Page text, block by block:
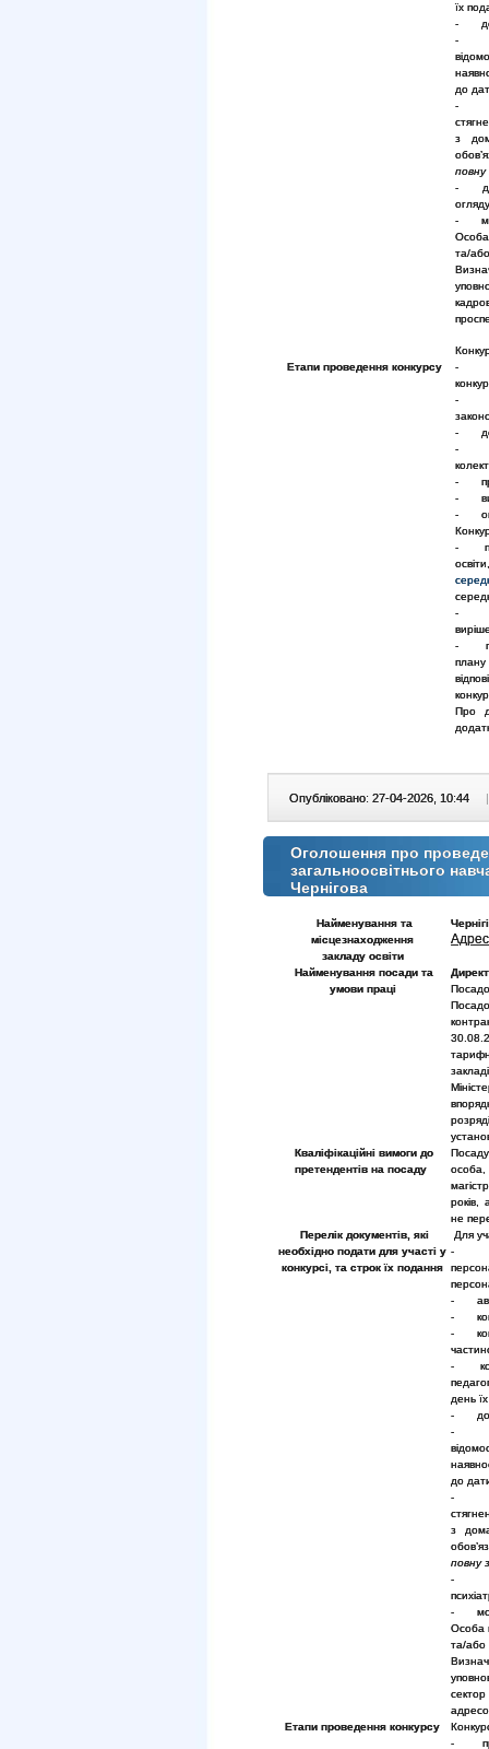
їх
-
до
-
з
повну
-
-
Особа
та/
Етапи проведення конкурсу
-
-
-
-
-
-
-
-
-
-
Про
Опубліковано: 27-04-2026, 10:44 |
Оголошення про
загальноосвітнього
Чернігова
Найменування та
місцезнаходження
закладу освіти
Найменування посади та
умови праці
Кваліфікаційні вимоги до
претендентів на посаду
особа,
років,
не
Перелік документів, які
необхідно подати для участі у
конкурсі, та строк їх подання
Для
-
-
-
-
-
день
-
до
-
з
повну
-
-
Особа
та/або
сектор
Етапи проведення конкурсу
-